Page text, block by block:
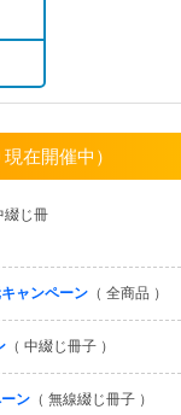
現在開催中）
綴じ冊
ャンペーン （ 全商品 ）
（ 中綴じ冊子 ）
ン （ 無線綴じ冊子 ）